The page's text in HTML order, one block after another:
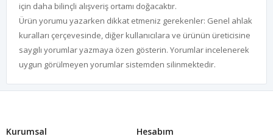
için daha bilinçli alışveriş ortamı doğacaktır.
Ürün yorumu yazarken dikkat etmeniz gerekenler: Genel ahlak
kuralları çerçevesinde, diğer kullanıcılara ve ürünün üreticisine
saygılı yorumlar yazmaya özen gösterin. Yorumlar incelenerek
uygun görülmeyen yorumlar sistemden silinmektedir.
Kurumsal Hesabım